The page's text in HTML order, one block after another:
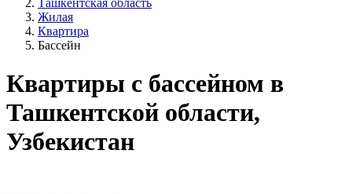
Ташкентская область
Жилая
Квартира
Бассейн
Квартиры с бассейном в
Ташкентской области,
Узбекистан